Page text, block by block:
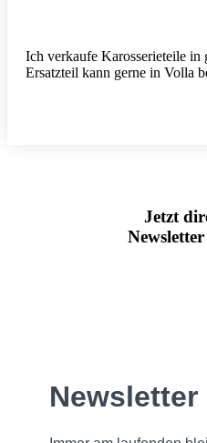
Ich verkaufe Karosserieteile in
Ersatzteil kann gerne in Volla
Jetzt